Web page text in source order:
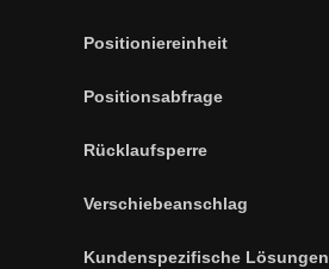
Positioniereinheit
Positionsabfrage
Rücklaufsperre
Verschiebeanschlag
Kundenspezifische Lösungen